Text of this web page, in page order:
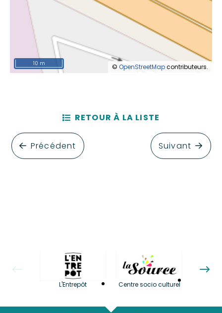
© OpenStreetMapcontributeurs.
10 m
Précédent
RETOUR À LA LISTE
Suivant
L'Entrepôt Centre socio culturel